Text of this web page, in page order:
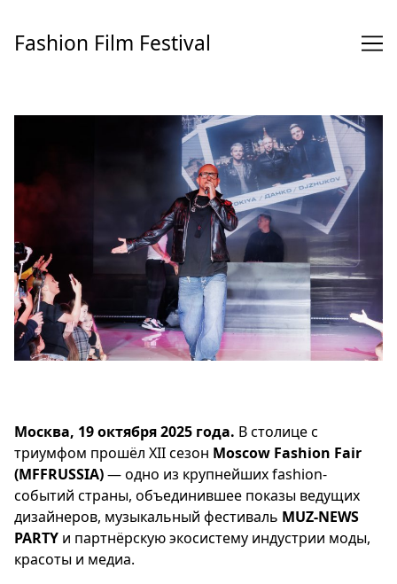
содержимому
Fashion Film Festival
Москва, 19 октября 2025 года. В столице с
триумфом прошёл XII сезон Moscow Fashion Fair
(MFFRUSSIA)— одно из крупнейших fashion-
событий страны, объединившее показы ведущих
дизайнеров, музыкальный фестиваль MUZ-NEWS
PARTY и партнёрскую экосистему индустрии моды,
красоты и медиа.